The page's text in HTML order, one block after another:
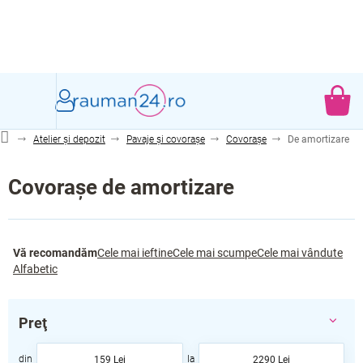
DE
Atelier și depozit Pavaje și covorașe Covorașe De amortizare
Covorașe de amortizare
e
l
Vă recomandămCele mai ieftineCele mai scumpeCele mai vândute
Alfabetic
Preţ
159 Lei 2290 Lei